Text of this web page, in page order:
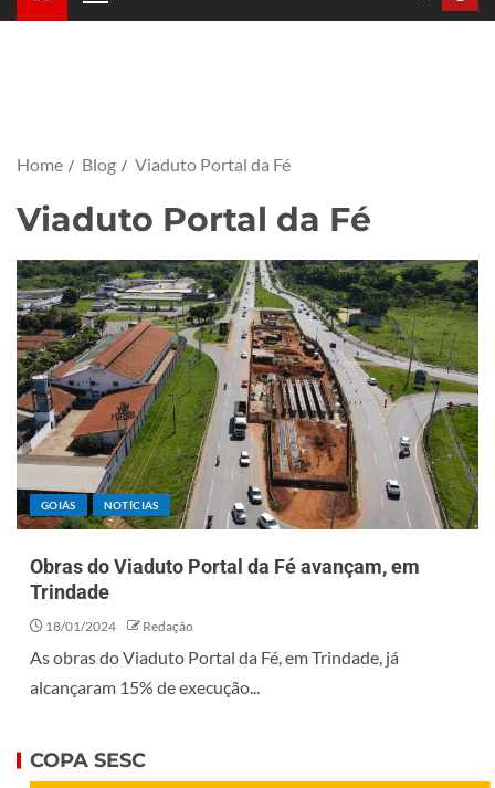
Home Blog Viaduto Portal da Fé
Viaduto Portal da Fé
GOIÁS NOTÍCIAS
Obras do Viaduto Portal da Fé avançam, em
Trindade
18/01/2024 Redação
As obras do Viaduto Portal da Fé, em Trindade, já
alcançaram 15% de execução...
COPA SESC